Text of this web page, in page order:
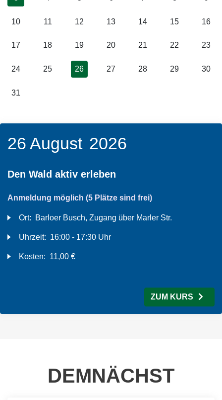
10 11 12 13 14 15 16
17 18 19 20 21 22 23
24 25 26 27 28 29 30
31
26 August 2026
Den Wald aktiv erleben
Anmeldung möglich (5 Plätze sind frei)
Ort: Barloer Busch, Zugang über Marler Str.
Uhrzeit: 16:00 - 17:30 Uhr
Kosten: 11,00 €
ZUM KURS
DEMNÄCHST